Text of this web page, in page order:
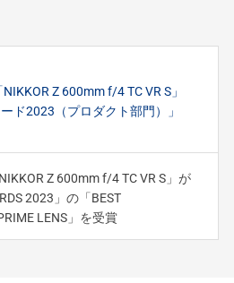
Z 600mm f/4 TC VR S」
ド2023（プロダクト部門）」
Z 600mm f/4 TC VR S」が
2023」の「BEST
LENS」を受賞